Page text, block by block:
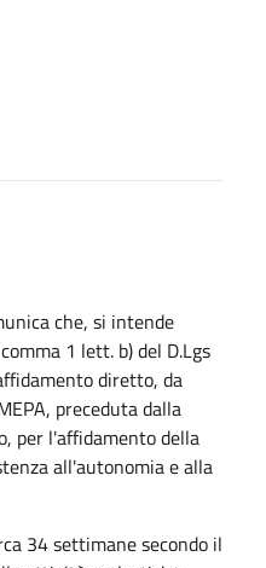
che, si intende
1 lett. b) del D.Lgs
diretto, da
preceduta dalla
per l'affidamento della
all'autonomia e alla
34 settimane secondo il